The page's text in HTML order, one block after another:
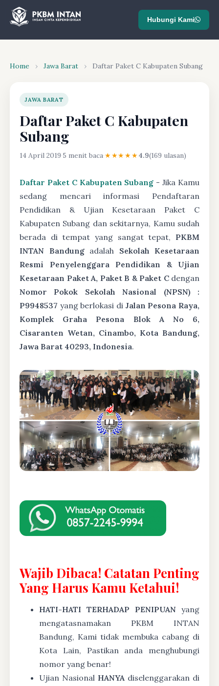
Hubungi Kami
Home › Jawa Barat › Daftar Paket C Kabupaten Subang
JAWA BARAT
Daftar Paket C Kabupaten
Subang
14 April 2019·5 menit baca·★★★★★4.9(169 ulasan)
Daftar Paket C Kabupaten Subang - Jika Kamu
sedang mencari informasi Pendaftaran
Pendidikan & Ujian Kesetaraan Paket C
Kabupaten Subang dan sekitarnya, Kamu sudah
berada di tempat yang sangat tepat, PKBM
INTAN Bandungadalah Sekolah Kesetaraan
Resmi Penyelenggara Pendidikan & Ujian
Kesetaraan Paket A, Paket B & Paket Cdengan
Nomor Pokok Sekolah Nasional (NPSN) :
P9948537 yang berlokasi di Jalan Pesona Raya,
Komplek Graha Pesona Blok A No 6,
Cisaranten Wetan, Cinambo, Kota Bandung,
Jawa Barat 40293, Indonesia.
Wajib Dibaca! Catatan Penting
Yang Harus Kamu Ketahui!
HATI-HATI TERHADAP PENIPUAN yang
mengatasnamakan PKBM INTAN
Bandung, Kami tidak membuka cabang di
Kota Lain, Pastikan anda menghubungi
nomor yang benar!
Ujian Nasional HANYA diselenggarakan di